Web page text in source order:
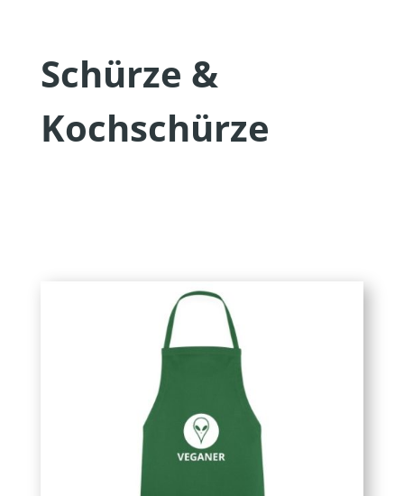
Schürze &
Kochschürze